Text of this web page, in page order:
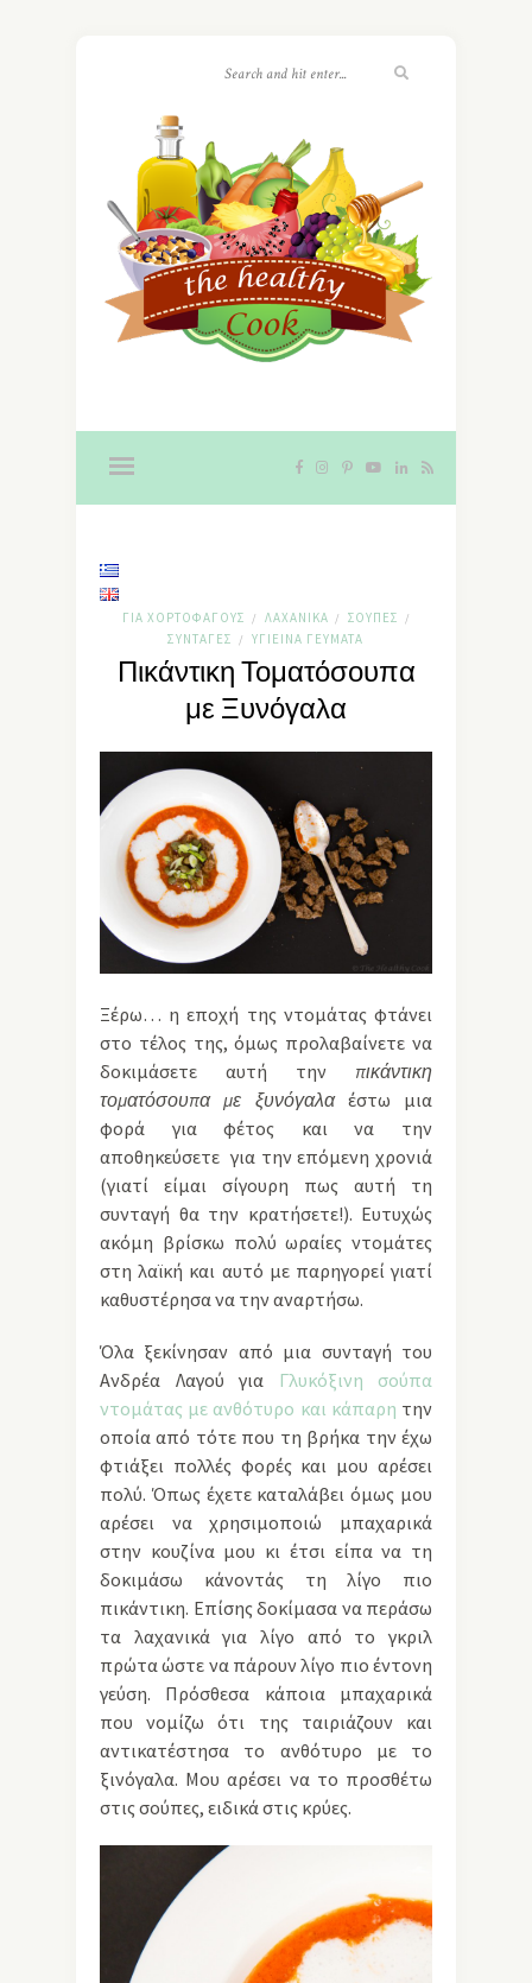
ΓΙΑ ΧΟΡΤΟΦΆΓΟΥΣ / ΛΑΧΑΝΙΚΆ / ΣΟΎΠΕΣ /
ΣΥΝΤΑΓΈΣ / ΥΓΙΕΙΝΆ ΓΕΎΜΑΤΑ
Πικάντικη Τοματόσουπα
με Ξυνόγαλα
Ξέρω… η εποχή της ντομάτας φτάνει
στο τέλος της, όμως προλαβαίνετε να
δοκιμάσετε αυτή την πικάντικη
τοματόσουπα με ξυνόγαλαέστω μια
φορά για φέτος και να την
αποθηκεύσετε για την επόμενη χρονιά
(γιατί είμαι σίγουρη πως αυτή τη
συνταγή θα την κρατήσετε!). Ευτυχώς
ακόμη βρίσκω πολύ ωραίες ντομάτες
στη λαϊκή και αυτό με παρηγορεί γιατί
καθυστέρησα να την αναρτήσω.
Όλα ξεκίνησαν από μια συνταγή του
Ανδρέα Λαγού για Γλυκόξινη σούπα
ντομάτας με ανθότυρο και κάπαρη την
οποία από τότε που τη βρήκα την έχω
φτιάξει πολλές φορές και μου αρέσει
πολύ. Όπως έχετε καταλάβει όμως μου
αρέσει να χρησιμοποιώ μπαχαρικά
στην κουζίνα μου κι έτσι είπα να τη
δοκιμάσω κάνοντάς τη λίγο πιο
πικάντικη. Επίσης δοκίμασα να περάσω
τα λαχανικά για λίγο από το γκριλ
πρώτα ώστε να πάρουν λίγο πιο έντονη
γεύση. Πρόσθεσα κάποια μπαχαρικά
που νομίζω ότι της ταιριάζουν και
αντικατέστησα το ανθότυρο με το
ξινόγαλα. Μου αρέσει να το προσθέτω
στις σούπες, ειδικά στις κρύες.